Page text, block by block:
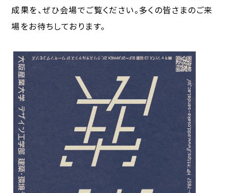
成果を、ぜひ会場でご覧ください。多くの皆さまのご来
場をお待ちしております。